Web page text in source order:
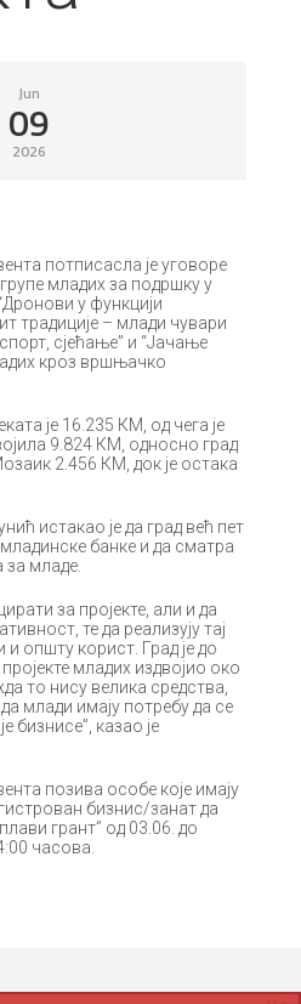
Jun
09
2026
потписасла је угoворе
младих за подршку у
у функцији
традиције – млади чувари
сјећање” и “Јачање
кроз вршњачко
је 16.235 КМ, од чега је
9.824 КМ, однoсно град
2.456 КМ, док је остака
истакао је да град већ пет
банке и да сматра
за младе.
за пројекте, али и да
те да реализују тај
и општу корист. Град је до
младих издвојио око
то нису велика средства,
млади имају потребу да се
бизнисе”, казао је
позива особе које имају
бизнис/занат да
грант” од 03.06. до
часова.